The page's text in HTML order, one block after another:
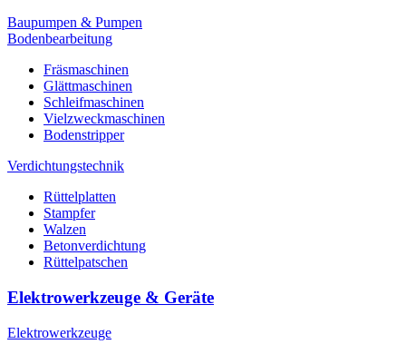
Baupumpen & Pumpen
Bodenbearbeitung
Fräsmaschinen
Glättmaschinen
Schleifmaschinen
Vielzweckmaschinen
Bodenstripper
Verdichtungstechnik
Rüttelplatten
Stampfer
Walzen
Betonverdichtung
Rüttelpatschen
Elektrowerkzeuge & Geräte
Elektrowerkzeuge